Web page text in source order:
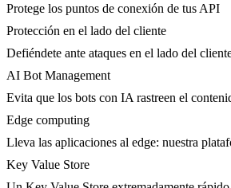
Protege los puntos de conexión de tus API
Protección en el lado del cliente
Defiéndete ante ataques en el lado del
AI Bot Management
Evita que los bots con IA rastreen el
Edge computing
Lleva las aplicaciones al edge: nuestra
Key Value Store